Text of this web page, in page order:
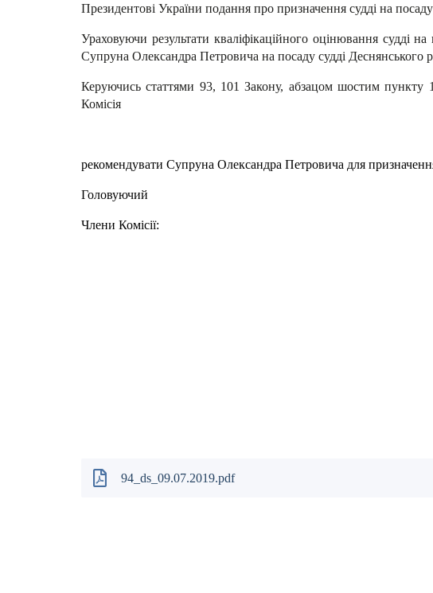
Президентові України подання про призначення судді на посаду
Ураховуючи результати кваліфікаційного оцінювання судді
Супруна Олександра Петровича на посаду судді Деснянського
Керуючись статтями 93, 101 Закону, абзацом шостим пункту
Комісія
рекомендувати Супруна Олександра Петровича для
Головуючий В.Є.
Члени Комісії: В.І.
С.В.
А.О.
М.А.
М.І.
С.Л.
Ю.Г.
Т.С.
94_ds_09.07.2019.pdf